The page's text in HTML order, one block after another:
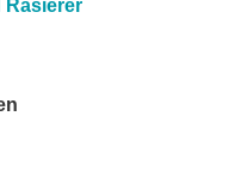
Rasierer